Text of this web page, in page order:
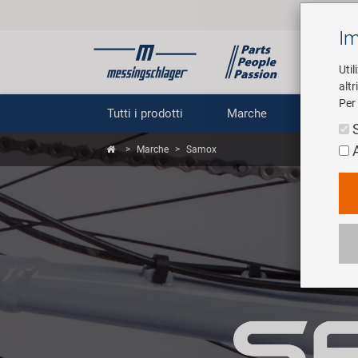
Tutti i prodotti Marche
Marche Samox